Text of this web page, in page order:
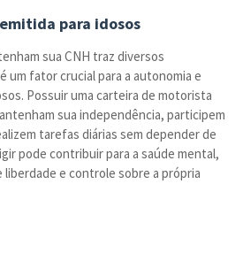
para idosos
sua CNH traz diversos
um fator crucial para a autonomia e
Possuir uma carteira de motorista
sua independência, participem
tarefas diárias sem depender de
pode contribuir para a saúde mental,
e controle sobre a própria